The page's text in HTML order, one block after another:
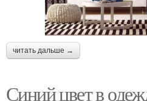
читать дальше →
Синий цвет в